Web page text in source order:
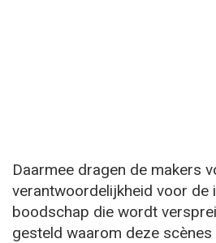
Daarmee dragen de makers
verantwoordelijkheid voor de
boodschap die wordt
gesteld waarom deze